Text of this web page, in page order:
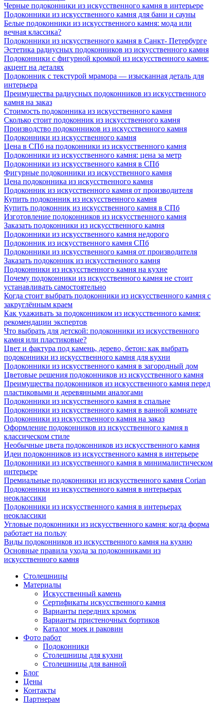
Черные подоконники из искусственного камня в интерьере
Подоконники из искусственного камня для бани и сауны
Белые подоконники из искусственного камня: мода или
вечная классика?
Подоконники из искусственного камня в Санкт- Петербурге
Эстетика радиусных подоконников из искусственного камня
Подоконники с фигурной кромкой из искусственного камня:
акцент на деталях
Подоконник с текстурой мрамора — изысканная деталь для
интерьера
Преимущества радиусных подоконников из искусственного
камня на заказ
Стоимость подоконника из искусственного камня
Сколько стоит подоконник из искусственного камня
Производство подоконников из искусственного камня
Подоконники из искусственного камня
Цена в СПб на подоконники из искусственного камня
Подоконники из искусственного камня: цена за метр
Подоконники из искусственного камня в СПб
Фигурные подоконники из искусственного камня
Цена подоконника из искусственного камня
Подоконник из искусственного камня от производителя
Купить подоконник из искусственного камня
Купить подоконник из искусственного камня в СПб
Изготовление подоконников из искусственного камня
Заказать подоконники из искусственного камня
Подоконники из искусственного камня недорого
Подоконник из искусственного камня СПб
Подоконники из искусственного камня от производителя
Заказать подоконник из искусственного камня
Подоконники из искусственного камня на кухне
Почему подоконники из искусственного камня не стоит
устанавливать самостоятельно
Когда стоит выбрать подоконники из искусственного камня с
закруглённым краем
Как ухаживать за подоконником из искусственного камня:
рекомендации экспертов
Что выбрать для детской: подоконники из искусственного
камня или пластиковые?
Цвет и фактура под камень, дерево, бетон: как выбрать
подоконники из искусственного камня для кухни
Подоконники из искусственного камня в загородный дом
Цветовые решения подоконников из искусственного камня
Преимущества подоконников из искусственного камня перед
пластиковыми и деревянными аналогами
Подоконники из искусственного камня в спальне
Подоконники из искусственного камня в ванной комнате
Подоконники из искусственного камня на заказ
Оформление подоконников из искусственного камня в
классическом стиле
Необычные цвета подоконников из искусственного камня
Идеи подоконников из искусственного камня в интерьере
Подоконники из искусственного камня в минималистическом
интерьере
Премиальные подоконники из искусственного камня Corian
Подоконники из искусственного камня в интерьерах
неоклассики
Подоконники из искусственного камня в интерьерах
неоклассики
Угловые подоконники из искусственного камня: когда форма
работает на пользу
Виды подоконников из искусственного камня на кухню
Основные правила ухода за подоконниками из
искусственного камня
Столешницы
Материалы
Искусственный камень
Сертификаты искусственного камня
Варианты передних кромок
Варианты пристеночных бортиков
Каталог моек и раковин
Фото работ
Подоконники
Столешницы для кухни
Столешницы для ванной
Блог
Цены
Контакты
Партнерам